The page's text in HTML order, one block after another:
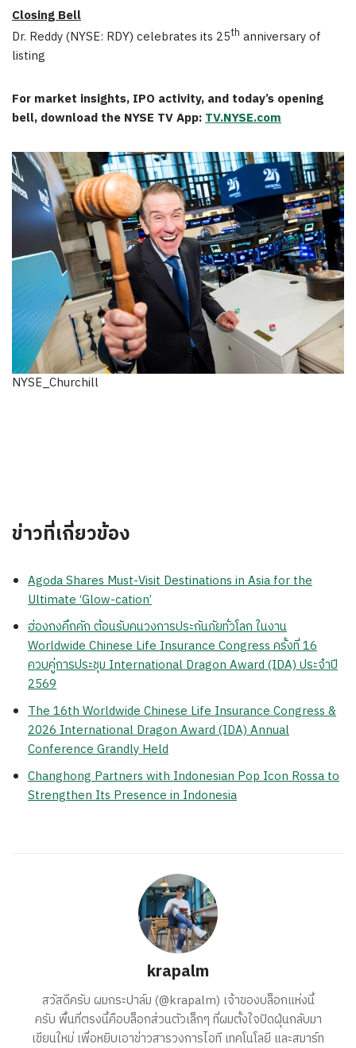
Closing Bell
Dr. Reddy (NYSE: RDY) celebrates its 25th anniversary of
listing
For market insights, IPO activity, and today’s opening
bell, download the NYSE TV App:TV.NYSE.com
NYSE_Churchill
ข่าวที่เกี่ยวข้อง
Agoda Shares Must-Visit Destinations in Asia for the
Ultimate ‘Glow-cation’
ฮ่องกงคึกคัก ต้อนรับคนวงการประกันภัยทั่วโลก ในงาน
Worldwide Chinese Life Insurance Congress ครั้งที่ 16
ควบคู่การประชุม International Dragon Award (IDA) ประจำปี
2569
The 16th Worldwide Chinese Life Insurance Congress &
2026 International Dragon Award (IDA) Annual
Conference Grandly Held
Changhong Partners with Indonesian Pop Icon Rossa to
Strengthen Its Presence in Indonesia
krapalm
สวัสดีครับ ผมกระปาล์ม (@krapalm) เจ้าของบล็อกแห่งนี้
ครับ พื้นที่ตรงนี้คือบล็อกส่วนตัวเล็กๆ ที่ผมตั้งใจปัดฝุ่นกลับมา
เขียนใหม่ เพื่อหยิบเอาข่าวสารวงการไอที เทคโนโลยี และสมาร์ท